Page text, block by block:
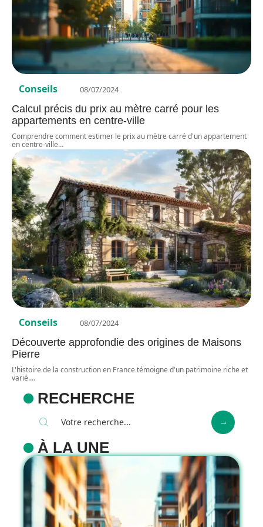
Conseils 08/07/2024
Calcul précis du prix au mètre carré pour les
appartements en centre-ville
Comprendre comment estimer le prix au mètre carré d'un appartement
en centre-ville…
Conseils 08/07/2024
Découverte approfondie des origines de Maisons
Pierre
L'histoire de la construction en France témoigne d'un patrimoine riche et
varié.…
RECHERCHE
À LA UNE